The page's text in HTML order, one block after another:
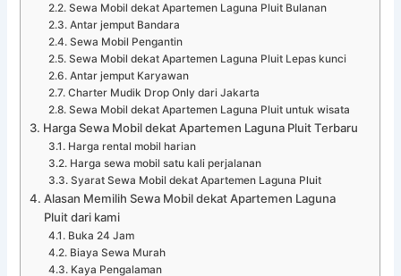
Sewa Mobil dekat Apartemen Laguna Pluit Bulanan
Antar jemput Bandara
Sewa Mobil Pengantin
Sewa Mobil dekat Apartemen Laguna Pluit Lepas kunci
Antar jemput Karyawan
Charter Mudik Drop Only dari Jakarta
Sewa Mobil dekat Apartemen Laguna Pluit untuk wisata
Harga Sewa Mobil dekat Apartemen Laguna Pluit Terbaru
Harga rental mobil harian
Harga sewa mobil satu kali perjalanan
Syarat Sewa Mobil dekat Apartemen Laguna Pluit
Alasan Memilih Sewa Mobil dekat Apartemen Laguna
Pluit dari kami
Buka 24 Jam
Biaya Sewa Murah
Kaya Pengalaman